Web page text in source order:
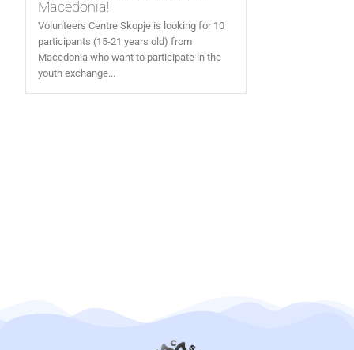
Macedonia!
Volunteers Centre Skopje is looking for 10
participants (15-21 years old) from
Macedonia who want to participate in the
youth exchange...